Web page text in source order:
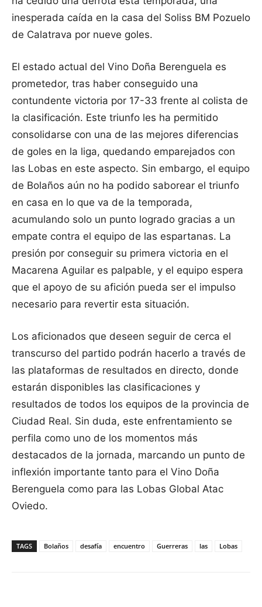
inesperada caída en la casa del Soliss BM Pozuelo
de Calatrava por nueve goles.
El estado actual del Vino Doña Berenguela es
prometedor, tras haber conseguido una
contundente victoria por 17-33 frente al colista de
la clasificación. Este triunfo les ha permitido
consolidarse con una de las mejores diferencias
de goles en la liga, quedando emparejados con
las Lobas en este aspecto. Sin embargo, el equipo
de Bolaños aún no ha podido saborear el triunfo
en casa en lo que va de la temporada,
acumulando solo un punto logrado gracias a un
empate contra el equipo de las espartanas. La
presión por conseguir su primera victoria en el
Macarena Aguilar es palpable, y el equipo espera
que el apoyo de su afición pueda ser el impulso
necesario para revertir esta situación.
Los aficionados que deseen seguir de cerca el
transcurso del partido podrán hacerlo a través de
las plataformas de resultados en directo, donde
estarán disponibles las clasificaciones y
resultados de todos los equipos de la provincia de
Ciudad Real. Sin duda, este enfrentamiento se
perfila como uno de los momentos más
destacados de la jornada, marcando un punto de
inflexión importante tanto para el Vino Doña
Berenguela como para las Lobas Global Atac
Oviedo.
TAGS Bolaños desafía encuentro Guerreras las Lobas